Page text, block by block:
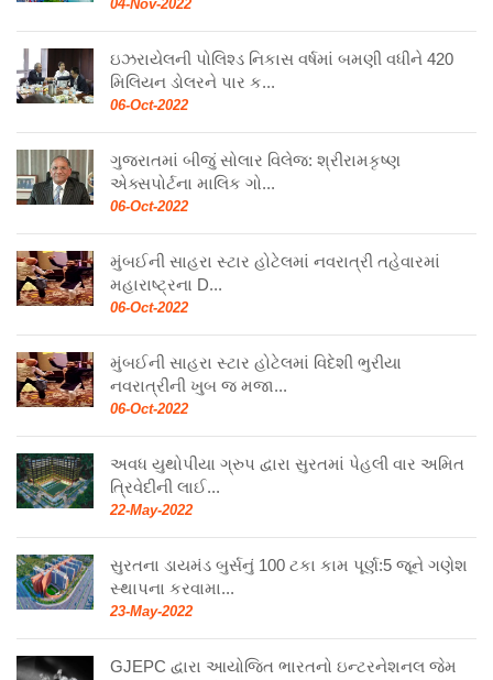
04-Nov-2022
ઇઝરાયેલની પોલિશ્ડ નિકાસ વર્ષમાં બમણી વધીને 420
મિલિયન ડોલરને પાર ક...
06-Oct-2022
ગુજરાતમાં બીજું સોલાર વિલેજ: શ્રીરામકૃષ્ણ
એક્સપોર્ટના માલિક ગો...
06-Oct-2022
મુંબઈની સાહરા સ્ટાર હોટેલમાં નવરાત્રી તહેવારમાં
મહારાષ્ટ્રના D...
06-Oct-2022
મુંબઈની સાહરા સ્ટાર હોટેલમાં વિદેશી ભુરીયા
નવરાત્રીની ખુબ જ મજા...
06-Oct-2022
અવધ યુથોપીયા ગ્રુપ દ્વારા સુરતમાં પેહલી વાર અમિત
ત્રિવેદીની લાઈ...
22-May-2022
સુરતના ડાયમંડ બુર્સનું 100 ટકા કામ પૂર્ણ:5 જૂને ગણેશ
સ્થાપના કરવામા...
23-May-2022
GJEPC દ્વારા આયોજિત ભારતનો ઇન્ટરનેશનલ જેમ